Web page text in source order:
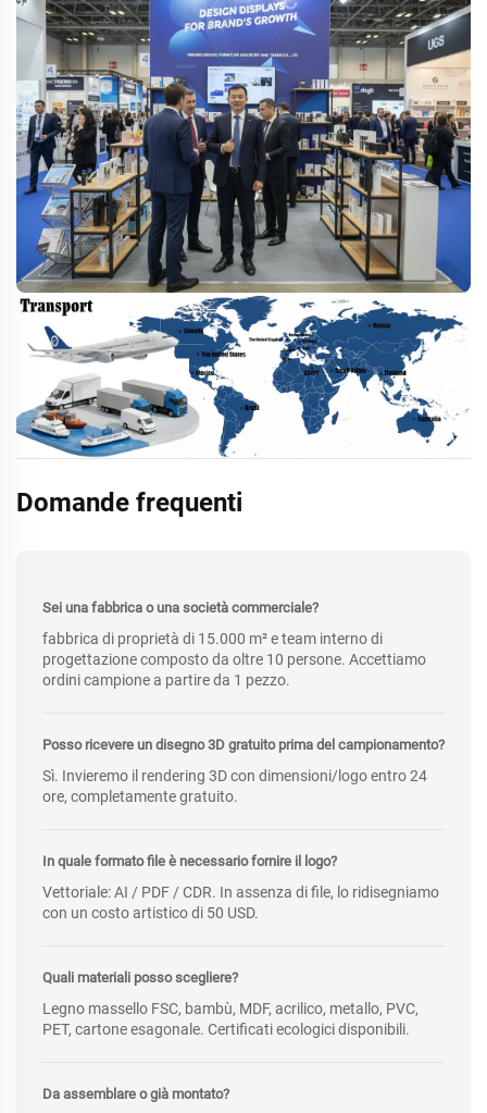
Domande frequenti
Sei una fabbrica o una società commerciale?
fabbrica di proprietà di 15.000 m² e team interno di
progettazione composto da oltre 10 persone. Accettiamo
ordini campione a partire da 1 pezzo.
Posso ricevere un disegno 3D gratuito prima del campionamento?
Sì. Invieremo il rendering 3D con dimensioni/logo entro 24
ore, completamente gratuito.
In quale formato file è necessario fornire il logo?
Vettoriale: AI / PDF / CDR. In assenza di file, lo ridisegniamo
con un costo artistico di 50 USD.
Quali materiali posso scegliere?
Legno massello FSC, bambù, MDF, acrilico, metallo, PVC,
PET, cartone esagonale. Certificati ecologici disponibili.
Da assemblare o già montato?